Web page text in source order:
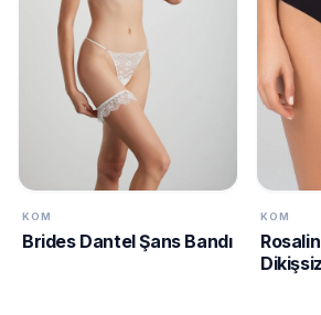
KURUMSAL
HAKKIMIZDA
İLETİŞİM
KAMPANYALAR
TESLIMAT
ŞARTLARI
KOM
Brides Dantel Şans Bandı
KOM